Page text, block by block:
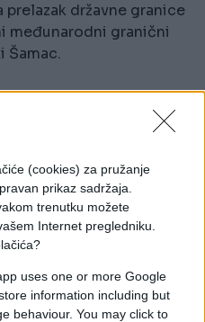
(cookies) za pružanje
prikaz sadržaja.
trenutku možete
Internet pregledniku.
uses one or more Google
information including but
behaviour. You may click to
prelazak državne granice
granični
Šamac.
prelaz
BiH